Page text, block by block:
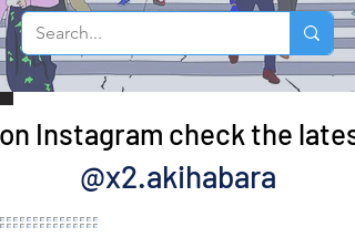
Instagram check the
@x2.akihabara